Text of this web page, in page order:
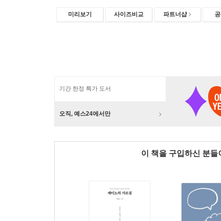
미리보기 사이즈비교 파트너샵
기간 한정 특가 도서
오직, 예스24에서만
이 책을 구입하신 분